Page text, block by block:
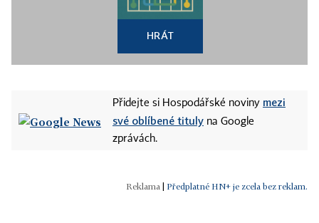
HRÁT
Přidejte si Hospodářské noviny mezi
své oblíbené tituly na Google
zprávách.
Předplatné HN+ je zcela bez reklam.